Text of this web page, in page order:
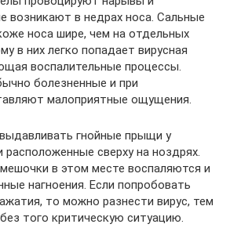
возникают в недрах носа. Сальные
носа шире, чем на отдельных
в них легко попадает вирусная
воспалительные процессы.
болезненные и при
малоприятные ощущения.
гнойные прыщи у
расположенные сверху на ноздрях.
в этом месте воспаляются и
нагноения. Если попробовать
то можно разнести вирус, тем
того критическую ситуацию.